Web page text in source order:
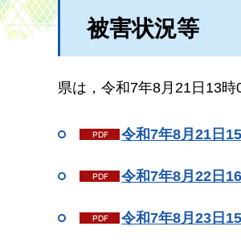
被害状況等
県は，令和7年8月21日13
令和7年8月21日
令和7年8月22日
令和7年8月23日